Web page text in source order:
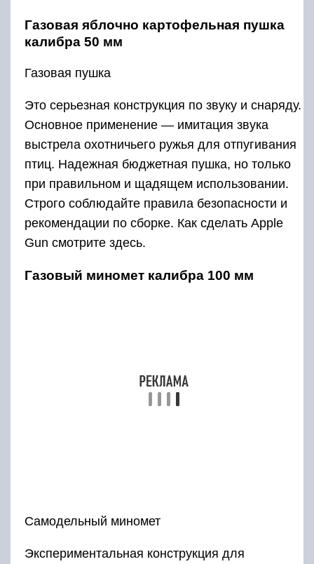
Газовая яблочно картофельная пушка
калибра 50 мм
Газовая пушка
Это серьезная конструкция по звуку и снаряду.
Основное применение — имитация звука
выстрела охотничьего ружья для отпугивания
птиц. Надежная бюджетная пушка, но только
при правильном и щадящем использовании.
Строго соблюдайте правила безопасности и
рекомендации по сборке. Как сделать Apple
Gun смотрите здесь.
Газовый миномет калибра 100 мм
электронной начинкой. Некоторые результаты
приведены на видео. При повторении не
публиковаться. Рекорд высоты выстрела — 80
простая конструкция, подробности смотрите в